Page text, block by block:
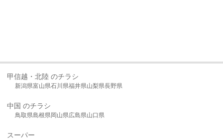
甲信越・北陸 のチラシ
新潟県富山県石川県福井県山梨県長野県
中国 のチラシ
鳥取県島根県岡山県広島県山口県
スーパー